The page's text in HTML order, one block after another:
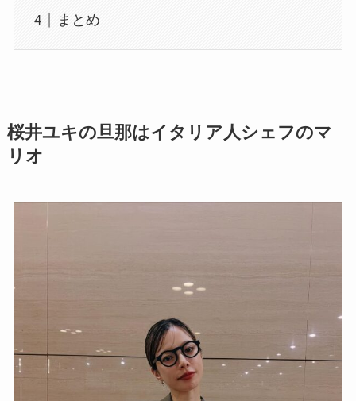
まとめ
桜井ユキの旦那はイタリア人シェフのマ
リオ